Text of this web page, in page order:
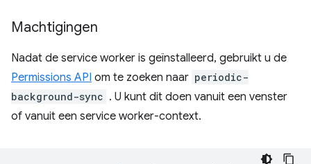
Machtigingen
Nadat de service worker is geïnstalleerd, gebruikt u de
Permissions API om te zoeken naar periodic-
background-sync . U kunt dit doen vanuit een venster
of vanuit een service worker-context.